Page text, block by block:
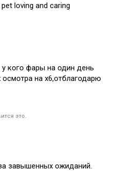
loving and caring
у кого фары на один день
на х6,отблагодарю
это.
завышенных ожиданий.